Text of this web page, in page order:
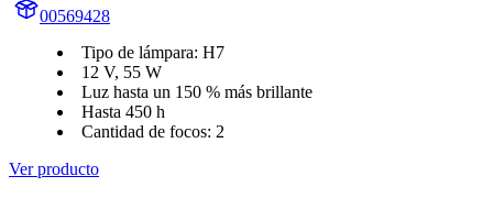
00569428
Tipo de lámpara: H7
12 V, 55 W
Luz hasta un 150 % más brillante
Hasta 450 h
Cantidad de focos: 2
Ver producto